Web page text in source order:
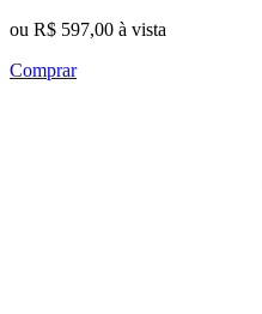
ou R$ 597,00 à vista
Comprar